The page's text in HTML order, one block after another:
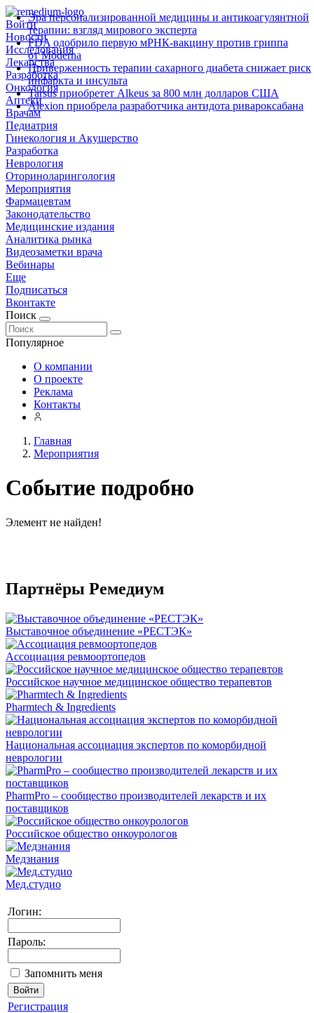
Войти
Новости
Исследования
Лекарства
Разработка
Онкология
Аптеки
Врачам
Педиатрия
Гинекология и Акушерство
Разработка
Неврология
Оториноларингология
Мероприятия
Фармацевтам
Законодательство
Медицинские издания
Аналитика рынка
Видеозаметки врача
Вебинары
Еще
Подписаться
Вконтакте
Поиск
Популярное
Эра персонализированной медицины и антикоагулянтной
терапии: взгляд мирового эксперта
FDA одобрило первую мРНК‑вакцину против гриппа
от Moderna
Приверженность терапии сахарного диабета снижает риск
инфаркта и инсульта
Tarsus приобретет Alkeus за 800 млн долларов США
Alexion приобрела разработчика антидота ривароксабана
О компании
О проекте
Реклама
Контакты
Главная
Мероприятия
Событие подробно
Элемент не найден!
Партнёры Ремедиум
Выставочное объединение «РЕСТЭК»
Ассоциация ревмоортопедов
Российское научное медицинское общество терапевтов
Pharmtech & Ingredients
Национальная ассоциация экспертов по коморбидной
неврологии
PharmPro – сообщество производителей лекарств и их
поставщиков
Российское общество онкоурологов
Медзнания
Мед.студио
Логин:
Пароль:
Запомнить меня
Регистрация